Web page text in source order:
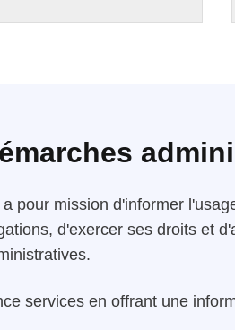
a pour mission d'informer
d'exercer ses droits et
services en offrant une